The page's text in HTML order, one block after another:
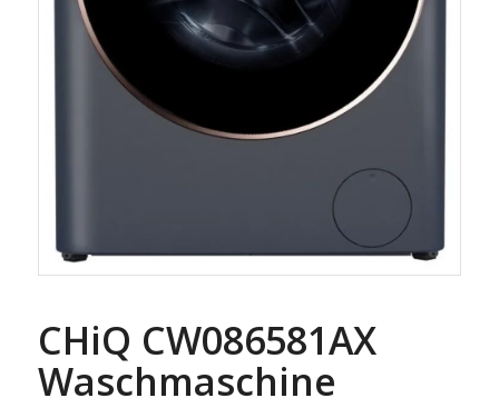
CHiQ CW086581AX
Waschmaschine